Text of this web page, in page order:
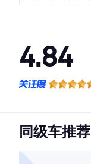
4.84
·空间表现较为优秀
同级车推荐